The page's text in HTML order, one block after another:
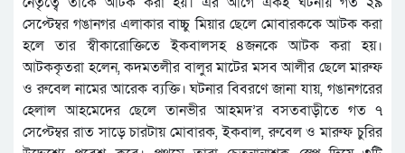
সেপ্টেম্বর গঙানগর এলাকার বাচ্চু মিয়ার ছেলে মোবারককে আটক করা
হলে তার স্বীকারোক্তিতে ইকবালসহ ৪জনকে আটক করা হয়।
আটককৃতরা হলেন, কদমতলীর বালুর মাটের মসব আলীর ছেলে মারুফ
ও রুবেল নামের আরেক ব্যক্তি। ঘটনার বিবরণে জানা যায়, গঙানগরের
হেলাল আহমেদের ছেলে তানভীর আহমদ’র বসতবাড়ীতে গত ৭
সেপ্টেম্বর রাত সাড়ে চারটায় মোবারক, ইকবাল, রুবেল ও মারুফ চুরির